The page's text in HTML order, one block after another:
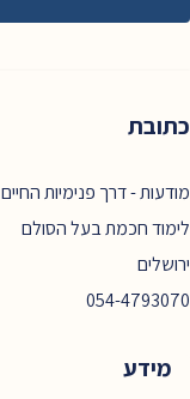
כתובת
מודעות - דרך פנימיות החיים
לימוד חכמת בעל הסולם
ירושלים
054-4793070
מידע